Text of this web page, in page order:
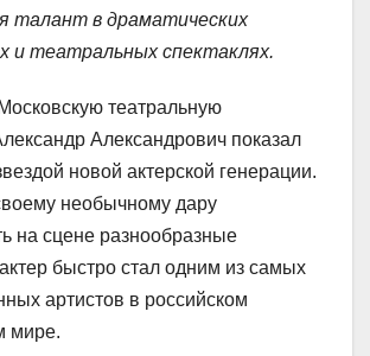
талант в драматических
и театральных спектаклях.
театральную
Александрович показал
новой актерской генерации.
необычному дару
на сцене разнообразные
быстро стал одним из самых
артистов в российском
мире.